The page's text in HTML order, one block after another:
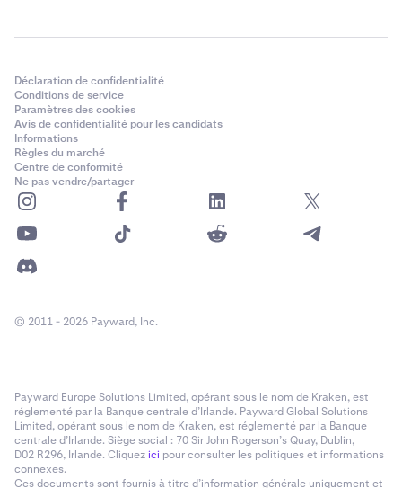
Déclaration de confidentialité
Conditions de service
Paramètres des cookies
Avis de confidentialité pour les candidats
Informations
Règles du marché
Centre de conformité
Ne pas vendre/partager
© 2011 - 2026 Payward, Inc.
Payward Europe Solutions Limited, opérant sous le nom de Kraken, est
réglementé par la Banque centrale d’Irlande. Payward Global Solutions
Limited, opérant sous le nom de Kraken, est réglementé par la Banque
centrale d’Irlande. Siège social : 70 Sir John Rogerson’s Quay, Dublin,
D02 R296, Irlande. Cliquezici pour consulter les politiques et informations
connexes.
Ces documents sont fournis à titre d’information générale uniquement et